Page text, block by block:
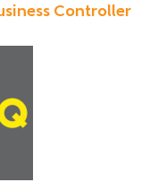
Controller